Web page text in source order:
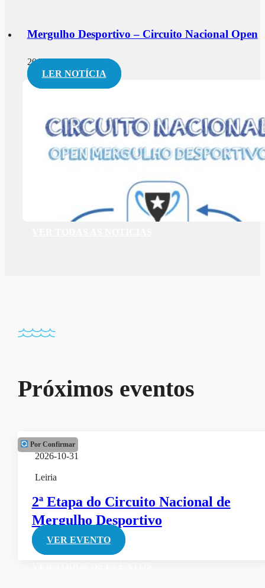
Mergulho Desportivo – Circuito Nacional Open
2019-02-22
LER NOTÍCIA
Próximos eventos
Por Confirmar
2026-10-31
Leiria
2ª Etapa do Circuito Nacional de
Mergulho Desportivo
VER EVENTO